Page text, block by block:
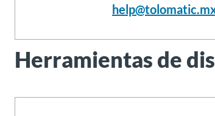
Herramientas de